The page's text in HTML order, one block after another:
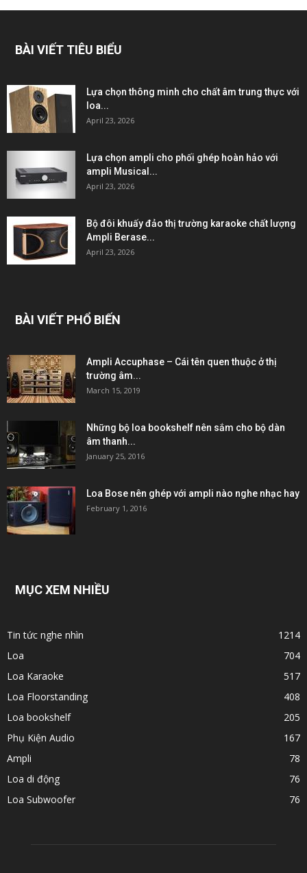
BÀI VIẾT TIÊU BIỂU
Lựa chọn thông minh cho chất âm trung thực với
loa...
April 23, 2026
Lựa chọn ampli cho phối ghép hoàn hảo với
ampli Musical...
April 23, 2026
Bộ đôi khuấy đảo thị trường karaoke chất lượng
Ampli Berase...
April 23, 2026
BÀI VIẾT PHỔ BIẾN
Ampli Accuphase – Cái tên quen thuộc ở thị
trường âm...
March 15, 2019
Những bộ loa bookshelf nên sắm cho bộ dàn
âm thanh...
January 25, 2016
Loa Bose nên ghép với ampli nào nghe nhạc hay
February 1, 2016
MỤC XEM NHIỀU
Tin tức nghe nhìn
1214
Loa
704
Loa Karaoke
517
Loa Floorstanding
408
Loa bookshelf
205
Phụ Kiện Audio
167
Ampli
78
Loa di động
76
Loa Subwoofer
76